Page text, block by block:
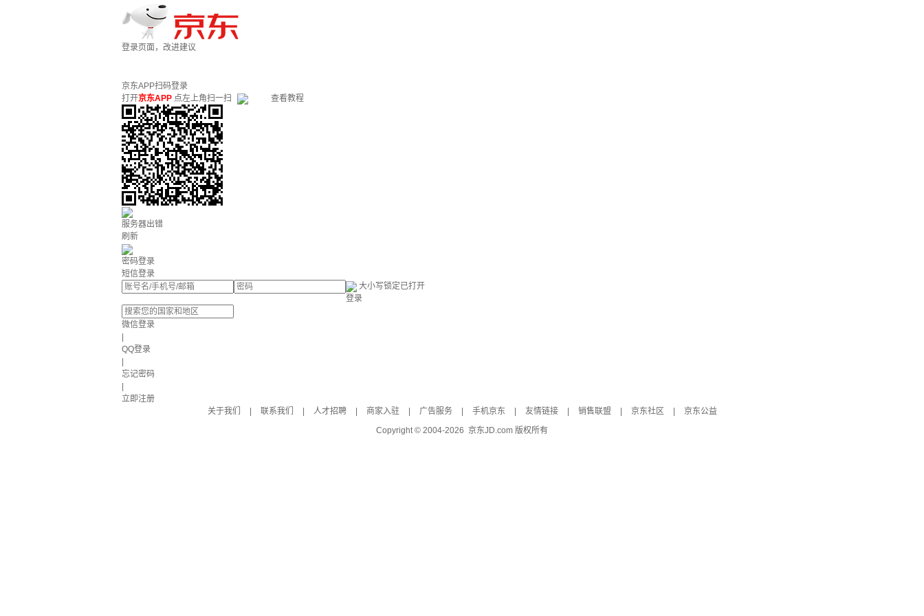
登录页面，改进建议
京东APP扫码登录
打开京东APP 点左上角扫一扫 查看教程
服务器出错
刷新
密码登录
短信登录
大小写锁定已打开
登录
微信登录
QQ登录
忘记密码
立即注册
关于我们
联系我们 人才招聘 商家入驻 广告服务 手机京东 友情链接 销售联盟 京东社区
京东公益
Copyright © 2004-2026 京东JD.com 版权所有